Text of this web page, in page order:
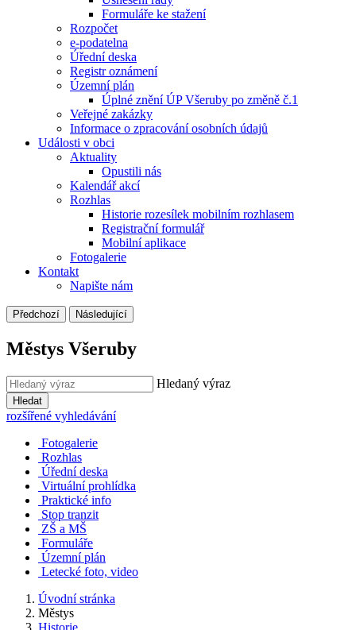
Formuláře ke stažení
Rozpočet
e-podatelna
Úřední deska
Registr oznámení
Územní plán
Úplné znění ÚP Všeruby po změně č.1
Veřejné zakázky
Informace o zpracování osobních údajů
Události v obci
Aktuality
Opustili nás
Kalendář akcí
Rozhlas
Historie rozesílek mobilním rozhlasem
Registrační formulář
Mobilní aplikace
Fotogalerie
Kontakt
Napište nám
Předchozí Následující
Městys Všeruby
Hledaný výraz
Hledat
rozšířené vyhledávání
Fotogalerie
Rozhlas
Úřední deska
Virtuální prohlídka
Praktické info
Stop tranzit
ZŠ a MŠ
Formuláře
Územní plán
Letecké foto, video
Úvodní stránka
Městys
Historie